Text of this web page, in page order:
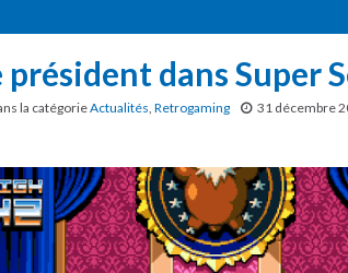
président dans Super
la catégorieActualités, Retrogaming 31 décembre